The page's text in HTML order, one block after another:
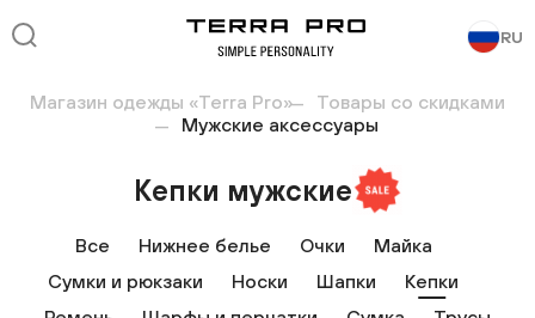
RU
Магазин одежды «Terra Pro»
Товары со скидками
Мужские аксессуары
Кепки мужские
Все Нижнее белье Очки
Майка
Сумки и рюкзаки
Носки Шапки
Кепки